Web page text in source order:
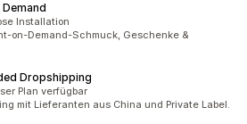
Installation
on-Demand-Schmuck, Geschenke &
Dropshipping
Plan verfügbar
mit Lieferanten aus China und Private Label.